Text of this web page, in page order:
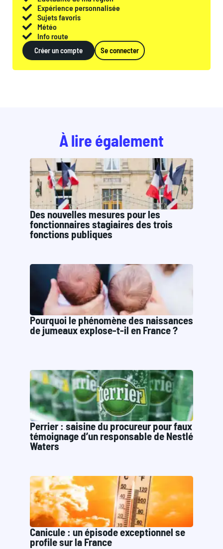
Expérience personnalisée
Sujets favoris
Météo
Info route
Créer un compte Se connecter
À lire également
Des nouvelles mesures pour les
fonctionnaires stagiaires des trois
fonctions publiques
Pourquoi le phénomène des naissances
de jumeaux explose-t-il en France ?
Perrier : saisine du procureur pour faux
témoignage d’un responsable de Nestlé
Waters
Canicule : un épisode exceptionnel se
profile sur la France